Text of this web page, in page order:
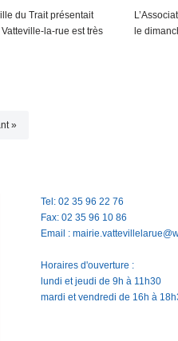
du Trait présentait
la-rue est très
le
»
Tel: 02 35 96 22 76
Fax: 02 35 96 10 86
Email :
Horaires d'ouverture :
lundi et jeudi de 9h à 11h30
mardi et vendredi de 16h à